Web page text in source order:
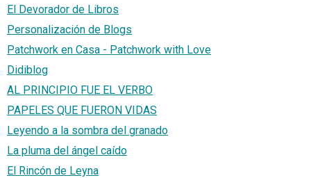
El Devorador de Libros
Personalización de Blogs
Patchwork en Casa - Patchwork with Love
Didiblog
AL PRINCIPIO FUE EL VERBO
PAPELES QUE FUERON VIDAS
Leyendo a la sombra del granado
La pluma del ángel caído
El Rincón de Leyna